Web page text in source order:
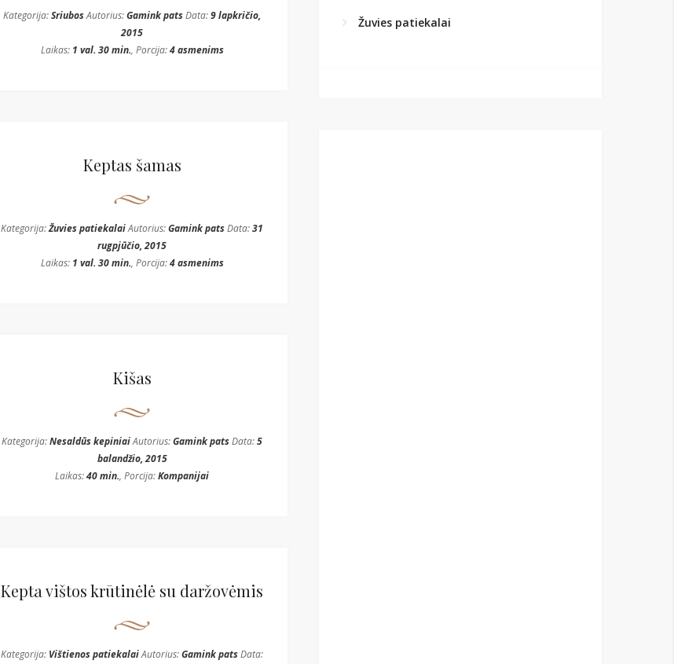
Kategorija:SriubosAutorius:Gamink patsData:9 lapkričio,
2015
Laikas: 1 val. 30 min., Porcija:4 asmenims
Keptas šamas
Kategorija:Žuvies patiekalaiAutorius:Gamink patsData:31
rugpjūčio, 2015
Laikas: 1 val. 30 min., Porcija:4 asmenims
Kišas
Kategorija:Nesaldūs kepiniaiAutorius:Gamink patsData:5
balandžio, 2015
Laikas:40 min., Porcija:Kompanijai
Kepta vištos krūtinėlė su daržovėmis
Kategorija: Vištienos patiekalaiAutorius:Gamink patsData:
Žuvies patiekalai